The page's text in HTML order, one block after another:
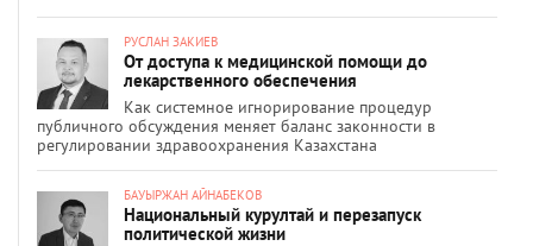
РУСЛАН ЗАКИЕВ
От доступа к медицинской помощи до
лекарственного обеспечения
Как системное игнорирование процедур
публичного обсуждения меняет баланс законности в
регулировании здравоохранения Казахстана
БАУЫРЖАН АЙНАБЕКОВ
Национальный курултай и перезапуск
политической жизни